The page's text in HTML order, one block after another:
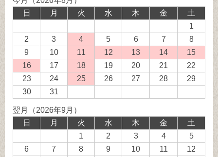
日
月 火 水 木 金
土
1
2
3 4
送
業
務
休
日
5 6 7
8
9
10 11
務
休
12
務
休
13
務
休
14
務
休
15
務
休
16発
業
務
休
17 18発
送
務
19 20 21
22
23
24 25発
26 27 28
29
30
31
翌月（2026年9月）
日
月 火 水 木 金
土
1
2 3 4
5
6
7 8 9 10 11
12